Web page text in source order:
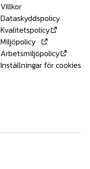
Villkor
Dataskyddspolicy
Kvalitetspolicy
Miljöpolicy
Arbetsmiljöpolicy
Inställningar för cookies